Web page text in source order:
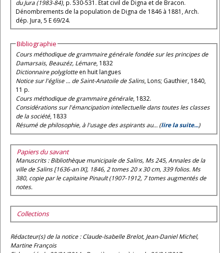
du Jura (1983-84), p. 530-531. Etat civil de Digna et de Bracon.
Dénombrements de la population de Digna de 1846 à 1881, Arch.
dép. Jura, 5 E 69/24.
Bibliographie
Cours méthodique de grammaire générale fondée sur les principes de
Damarsais, Beauzéz, Lémare, 1832
Dictionnaire polyglotteen huit langues
Notice sur l'église ... de Saint-Anatoile de Salins, Lons; Gauthier, 1840,
11 p.
Cours méthodique de grammaire générale, 1832.
Considérations sur l'émancipation intellectuelle dans toutes les classes
de la société, 1833
Résumé de philosophie, à l'usage des aspirants au... (lire la suite...)
Papiers du savant
Manuscrits : Bibliothèque municipale de Salins, Ms 245, Annales de la
ville de Salins [1636-an IX], 1846, 2 tomes 20 x 30 cm, 339 folios. Ms
380, copie par le capitaine Pinault (1907-1912, 7 tomes augmentés de
notes.
Collections
Rédacteur(s) de la notice : Claude-Isabelle Brelot, Jean-Daniel Michel,
Martine François